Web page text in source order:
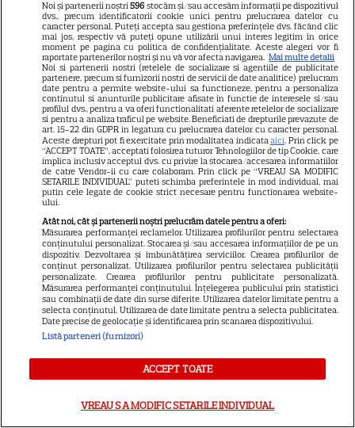
BREAKING! Incendiu puternic
la Mănăstirea Bisericani. Un
barbat a fost gasit carbonizat
Lucia a părăsit România
împreună cu Iosif, la scurt timp
după ce a fost eliminată din
„Casa iubirii”. Incredibil unde
au plecat cei doi
Harta unei distracții sportive în
mare trend la noi în București:
padle tennis. Unde găsești
Noi și partenerii noștri596 stocăm și/sau accesăm informații pe dispozitivul
dvs., precum identificatorii cookie unici pentru prelucrarea datelor cu
caracter personal. Puteți accepta sau gestiona preferințele dvs. făcând clic
mai jos, respectiv vă puteți opune utilizării unui interes legitim în orice
moment pe pagina cu politica de confidențialitate. Aceste alegeri vor fi
raportate partenerilor noștri și nu vă vor afecta navigarea. Mai multe detalii
Noi si partenerii nostri (retelele de socializare si agentiile de publicitate
partenere, precum si furnizorii nostri de servicii de date analitice) prelucram
date pentru a permite website-ului sa functioneze, pentru a personaliza
continutul si anunturile publicitare afisate in functie de interesele si/sau
profilul dvs., pentru a va oferi functionalitati aferente retelelor de socializare
si pentru a analiza traficul pe website. Beneficiati de drepturile prevazute de
art. 15-22 din GDPR in legatura cu prelucrarea datelor cu caracter personal.
Aceste drepturi pot fi exercitate prin modalitatea indicataaici. Prin click pe
“ACCEPT TOATE”, acceptati folosirea tuturor Tehnologiilor de tip Cookie, care
implica inclusiv acceptul dvs. cu privire la stocarea/accesarea informatiilor
de catre Vendor-ii cu care colaboram. Prin click pe “VREAU SA MODIFIC
SETARILE INDIVIDUAL” puteti schimba preferintele in mod individual, mai
putin cele legate de cookie strict necesare pentru functionarea website-
ului.
Atât noi, cât și partenerii noștri prelucrăm datele pentru a oferi:
Măsurarea performanței reclamelor. Utilizarea profilurilor pentru selectarea
conținutului personalizat. Stocarea și/sau accesarea informațiilor de pe un
dispozitiv. Dezvoltarea și îmbunătățirea serviciilor. Crearea profilurilor de
conținut personalizat. Utilizarea profilurilor pentru selectarea publicității
personalizate. Crearea profilurilor pentru publicitate personalizată.
Măsurarea performanței conținutului. Înțelegerea publicului prin statistici
sau combinații de date din surse diferite. Utilizarea datelor limitate pentru a
selecta conținutul. Utilizarea de date limitate pentru a selecta publicitatea.
Date precise de geolocație și identificarea prin scanarea dispozitivului.
Listă parteneri (furnizori)
ACCEPT TOATE
VREAU SA MODIFIC SETARILE INDIVIDUAL